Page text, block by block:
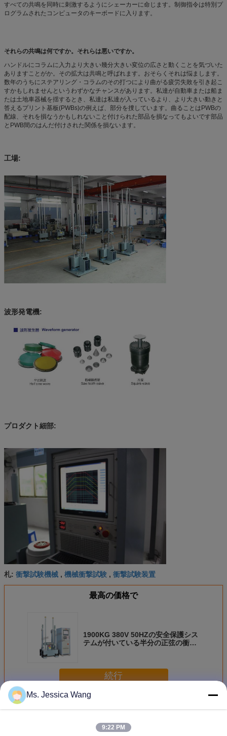
すべての共鳴を同時に刺激するようにシェーカーに命じます。制御指令は特別プ
ログラムされたコンピュータのキーボードに入ります。
それらの共鳴は何ですか。それらは悪いですか。
ハンドルにコラムに入力より大きい幾分大きい変位の広さと動くことを気づいた
ありますことがか。その拡大は共鳴と呼ばれます。おそらくそれは悩まします。
数年のうちにステアリング・コラムのその打つにより曲がる疲労失敗を引き起こ
すかもしれませんというわずかなチャンスがあります。私達が自動車または船ま
たは土地車器械を揺するとき、私達は私達が入っているより、より大きい動きと
答えるプリント基板(PWBs)の例えば、部分を捜しています。曲ることはPWBの
配線、それを損なうかもしれないこと付けられた部品を損なってもよいです部品
とPWB間のはんだ付けされた関係を損ないます。
工場:
波形発電機:
プロダクト細部:
札: 衝撃試験機械 , 機械衝撃試験 , 衝撃試験装置
最高の価格で
1900KG 380V 50HZの安全保護シス
テムが付いている半分の正弦の衝撃
続行
多く衝撃試験システム
Ms. Jessica Wang
9:22 PM